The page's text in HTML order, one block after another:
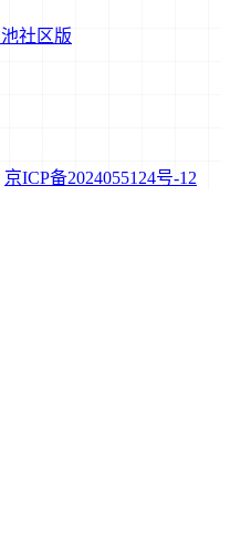
社区版
京ICP备2024055124号-12